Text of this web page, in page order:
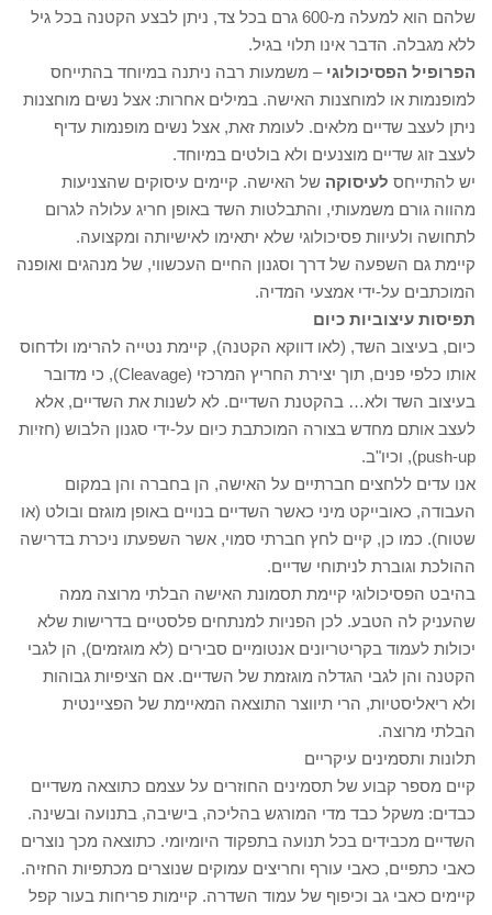
שלהם הוא למעלה מ-600 גרם בכל צד, ניתן לבצע הקטנה בכל גיל
ללא מגבלה. הדבר אינו תלוי בגיל.
הפרופיל הפסיכולוגי – משמעות רבה ניתנה במיוחד בהתייחס
למופנמות או למוחצנות האישה. במילים אחרות: אצל נשים מוחצנות
ניתן לעצב שדיים מלאים. לעומת זאת, אצל נשים מופנמות עדיף
לעצב זוג שדיים מוצנעים ולא בולטים במיוחד.
יש להתייחס לעיסוקה של האישה. קיימים עיסוקים שהצניעות
מהווה גורם משמעותי, והתבלטות השד באופן חריג עלולה לגרום
לתחושה ולעיוות פסיכולוגי שלא יתאימו לאישיותה ומקצועה.
קיימת גם השפעה של דרך וסגנון החיים העכשווי, של מנהגים ואופנה
המוכתבים על-ידי אמצעי המדיה.
תפיסות עיצוביות כיום
כיום, בעיצוב השד, (לאו דווקא הקטנה), קיימת נטייה להרימו ולדחוס
אותו כלפי פנים, תוך יצירת החריץ המרכזי (Cleavage), כי מדובר
בעיצוב השד ולא… בהקטנת השדיים. לא לשנות את השדיים, אלא
לעצב אותם מחדש בצורה המוכתבת כיום על-ידי סגנון הלבוש (חזיות
push-up), וכיו"ב.
אנו עדים ללחצים חברתיים על האישה, הן בחברה והן במקום
העבודה, כאובייקט מיני כאשר השדיים בנויים באופן מוגזם ובולט (או
שטוח). כמו כן, קיים לחץ חברתי סמוי, אשר השפעתו ניכרת בדרישה
ההולכת וגוברת לניתוחי שדיים.
בהיבט הפסיכולוגי קיימת תסמונת האישה הבלתי מרוצה ממה
שהעניק לה הטבע. לכן הפניות למנתחים פלסטיים בדרישות שלא
יכולות לעמוד בקריטריונים אנטומיים סבירים (לא מוגזמים), הן לגבי
הקטנה והן לגבי הגדלה מוגזמת של השדיים. אם הציפיות גבוהות
ולא ריאליסטיות, הרי תיווצר התוצאה המאיימת של הפציינטית
הבלתי מרוצה.
תלונות ותסמינים עיקריים
קיים מספר קבוע של תסמינים החוזרים על עצמם כתוצאה משדיים
כבדים: משקל כבד מדי המורגש בהליכה, בישיבה, בתנועה ובשינה.
השדיים מכבידים בכל תנועה בתפקוד היומיומי. כתוצאה מכך נוצרים
כאבי כתפיים, כאבי עורף וחריצים עמוקים שנוצרים מכתפיות החזיה.
קיימים כאבי גב וכיפוף של עמוד השדרה. קיימות פריחות בעור קפל